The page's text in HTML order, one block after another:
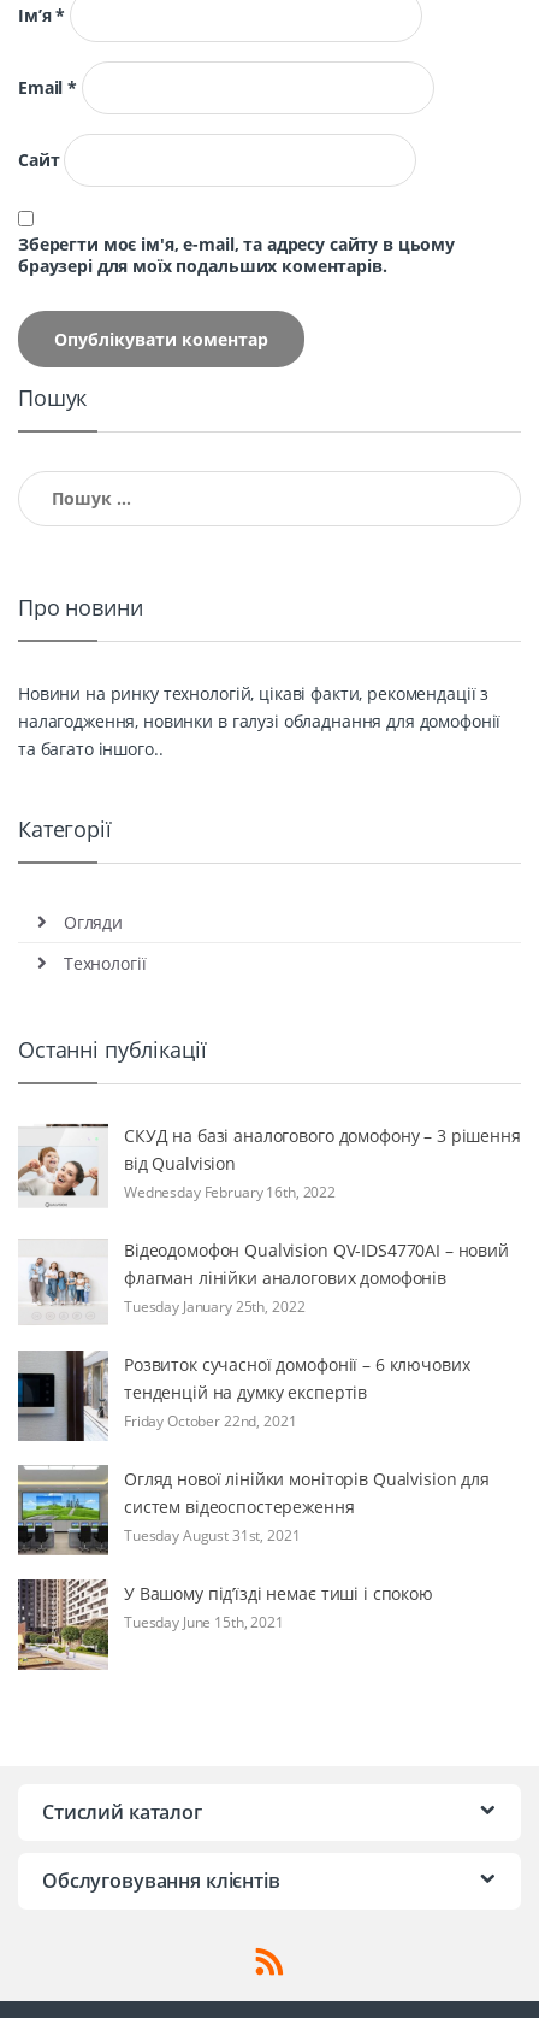
Ім’я*
Email*
Сайт
Зберегти моє ім'я, e-mail, та адресу сайту в цьому
браузері для моїх подальших коментарів.
Пошук
Пошук:
Про новини
Новини на ринку технологій, цікаві факти, рекомендації з
налагодження, новинки в галузі обладнання для домофонії
та багато іншого..
Категорії
Огляди
Технології
Останні публікації
СКУД на базі аналогового домофону – 3 рішення
від Qualvision
Wednesday February 16th, 2022
Відеодомофон Qualvision QV-IDS4770AI – новий
флагман лінійки аналогових домофонів
Tuesday January 25th, 2022
Розвиток сучасної домофонії – 6 ключових
тенденцій на думку експертів
Friday October 22nd, 2021
Огляд нової лінійки моніторів Qualvision для
систем відеоспостереження
Tuesday August 31st, 2021
У Вашому під’їзді немає тиші і спокою
Tuesday June 15th, 2021
Стислий каталог
Обслуговування клієнтів